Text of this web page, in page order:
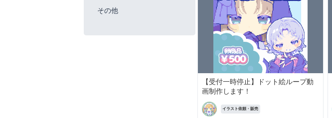
その他
【受付一時停止】ドット絵ループ動
画制作します！
イラスト依頼・販売